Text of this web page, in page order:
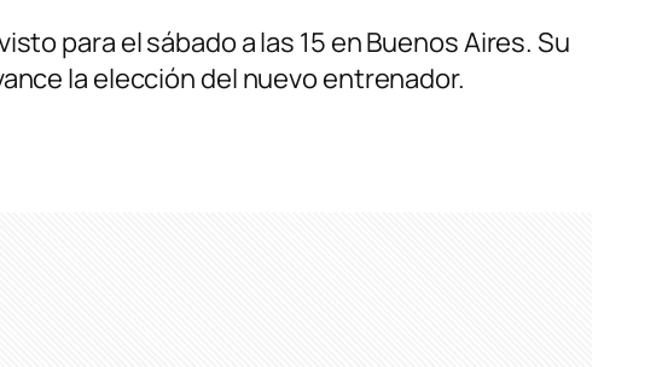
para el sábado a las 15 en Buenos Aires. Su
la elección del nuevo entrenador.